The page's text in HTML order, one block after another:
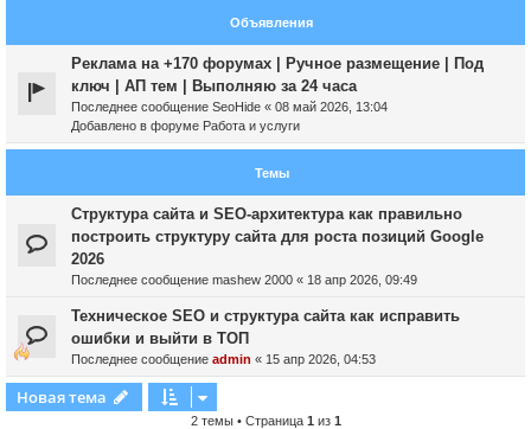
Объявления
Реклама на +170 форумах | Ручное размещение | Под
ключ | АП тем | Выполняю за 24 часа
Последнее сообщение SeoHide « 08 май 2026, 13:04
Добавлено в форуме Работа и услуги
Темы
Структура сайта и SEO-архитектура как правильно
построить структуру сайта для роста позиций Google
2026
Последнее сообщение mashew 2000 « 18 апр 2026, 09:49
Техническое SEO и структура сайта как исправить
ошибки и выйти в ТОП
Последнее сообщение admin « 15 апр 2026, 04:53
Новая тема
2 темы • Страница 1 из 1